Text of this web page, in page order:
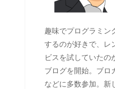
趣味でプログラミン
するのが好きで、レ
ビスを試していた
ブログを開始。ブロ
などに多数参加。新